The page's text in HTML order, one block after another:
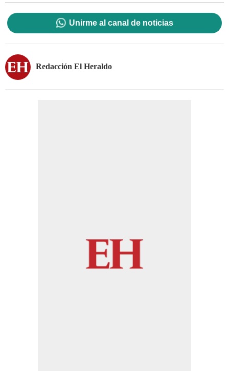
Unirme al canal de noticias
Redacción El Heraldo